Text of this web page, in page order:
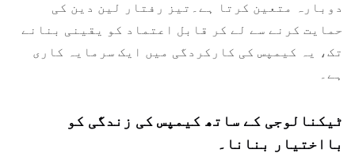
دوبارہ متعین کرتا ہے۔تیز رفتار لین دین کی
حمایت کرنے سے لے کر قابل اعتماد کو یقینی بنانے
تک، یہ کیمپس کی کارکردگی میں ایک سرمایہ کاری
ہے۔
ٹیکنالوجی کے ساتھ کیمپس کی زندگی کو
بااختیار بنانا۔